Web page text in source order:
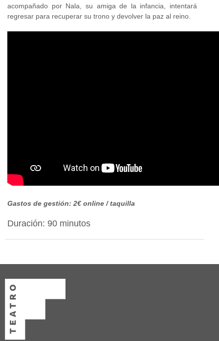
acompañado por Nala, su amiga de la infancia, intentará
regresar para recuperar su trono y devolver la paz al reino.
Gastos de gestión: 2€ online / taquilla
Duración: 90 minutos